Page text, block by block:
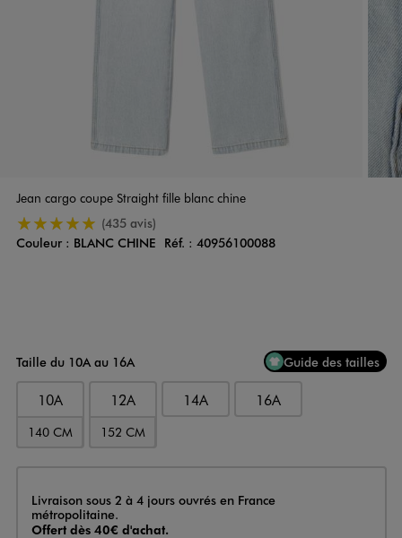
Jean cargo coupe Straight fille blanc chine
5/5 de moyenne(435 avis)
Couleur
Couleur : BLANC CHINE Réf. : 40956100088
Taille du 10A au 16A Guide des tailles
10A
140 CM
12A
152 CM
14A 16A
Livraison
Livraison sous 2 à 4 jours ouvrés en France
métropolitaine.
Offert dès 40€ d'achat.